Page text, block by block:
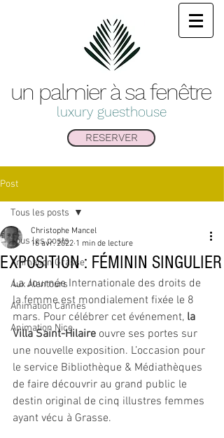
un palmier à safenêtre
luxury guesthouse
RESERVER
Post
Tous les posts
Animation Grasse
Aux Alentours
Animation Cannes
Animation Nice
Tous les posts
EXPOSITION : FÉMININ SINGULIER
Christophe Mancel
16 avr. 2022 1 min de lecture
La Journée Internationale des droits de
la femme est mondialement fixée le 8
mars. Pour célébrer cet événement, la
Villa Saint-Hilaire ouvre ses portes sur
une nouvelle exposition. L’occasion pour
le service Bibliothèque & Médiathèques
de faire découvrir au grand public le
destin original de cinq illustres femmes
ayant vécu à Grasse.